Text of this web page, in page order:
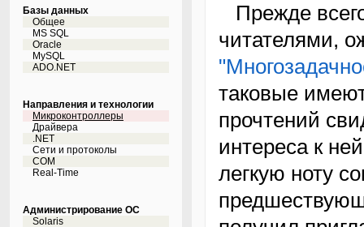
Базы данных
Общее
MS SQL
Oracle
MySQL
ADO.NET
Направления и технологии
Микроконтроллеры
Драйвера
.NET
Сети и протоколы
COM
Real-Time
Администрирование ОС
Solaris
Прежде всего мне хотелось бы извиниться перед
читателями,
таковые
прочтений
интереса к
легкую ноту